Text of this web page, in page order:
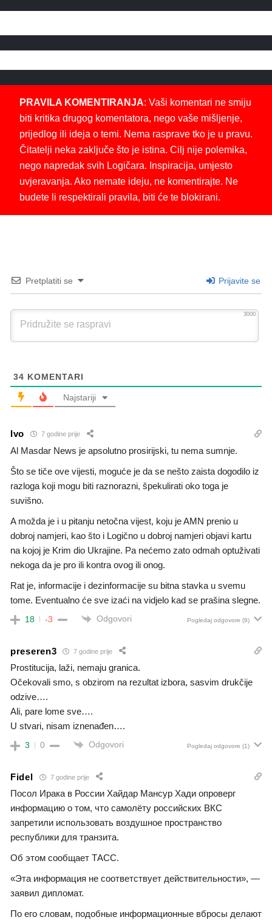
PRAVILA KOMENTIRANJA: Vaši komentari ne smiju
biti kritika drugog komentatora, nego vaše mišljenje,
prijedlog ili ideja o temi. Nema rasprave tko je u pravu.
Čitatelji neka zaključe što je istina. Cilj nije polemika,
nego napredak svih Logičara. Inspiracija, umjesto
uvjeravanja. Ako nemate ideju, ne komentirajte. Ne
budete li respektirali pravila, biti će te blokirani.
Pretplatiti se Prijavite se
3000
34 KOMENTARI
Najstariji
Ivo 7 godine prije
Al Masdar News je apsolutno prosirijski, tu nema sumnje.
Što se tiče ove vijesti, moguće je da se nešto zaista dogodilo iz
razloga koji mogu biti raznorazni, špekulirati oko toga je
suvišno.
A možda je i u pitanju netočna vijest, koju je AMN prenio u
dobroj namjeri, kao što i Logično u dobroj namjeri objavi kartu
na kojoj je Krim dio Ukrajine. Pa nećemo zato odmah optuživati
nekoga da je pro ili kontra ovog ili onog.
Rat je, informacije i dezinformacije su bitna stavka u svemu
tome. Eventualno će sve izaći na vidjelo kad se prašina slegne.
18 -3 Odgovori Pogledaj odgovore (9)
preseren3 7 godine prije
Prostitucija, laži, nemaju granica.
Očekovali smo, s obzirom na rezultat izbora, sasvim drukčije
odzive….
Ali, pare lome sve….
U stvari, nisam iznenađen….
3 0 Odgovori Pogledaj odgovore (1)
Fidel 7 godine prije
Посол Ирака в России Хайдар Мансур Хади опроверг
информацию о том, что самолёту российских ВКС
запретили использовать воздушное пространство
республики для транзита.
Об этом сообщает ТАСС.
«Эта информация не соответствует действительности», —
заявил дипломат.
По его словам, подобные информационные вбросы делают